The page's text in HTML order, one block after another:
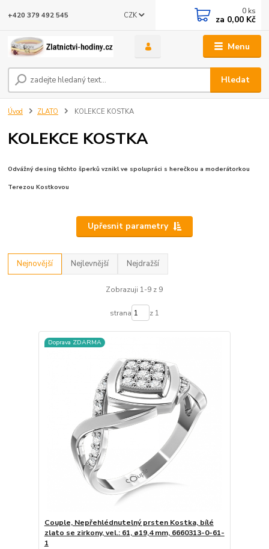
Menu
CZK
Hledat
+420 379 492 545 0 ks
za 0,00 Kč
Úvod ZLATO KOLEKCE KOSTKA
KOLEKCE KOSTKA
Odvážný desing těchto šperků vznikl ve spolupráci s herečkou a moderátorkou
Terezou Kostkovou
Upřesnit parametry
Nejnovější Nejlevnější Nejdražší
Zobrazuji 1-9 z 9
strana z 1
Doprava ZDARMA
Couple, Nepřehlédnutelný prsten Kostka, bílé
zlato se zirkony, vel.: 61, ø19,4 mm, 6660313-0-61-
1